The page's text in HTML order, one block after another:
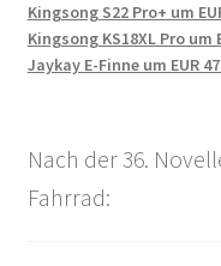
Kingsong S22 Pro+ um
Kingsong KS18XL Pro
Jaykay E-Finne um EUR
Nach der 36.
Fahrrad: